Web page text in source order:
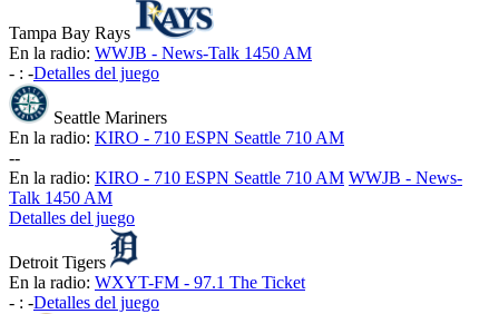
Tampa Bay Rays
En la radio: WWJB - News-Talk 1450 AM
- : -Detalles del juego
Seattle Mariners
En la radio: KIRO - 710 ESPN Seattle 710 AM
--
En la radio: KIRO - 710 ESPN Seattle 710 AM WWJB - News-
Talk 1450 AM
Detalles del juego
Detroit Tigers
En la radio: WXYT-FM - 97.1 The Ticket
- : -Detalles del juego